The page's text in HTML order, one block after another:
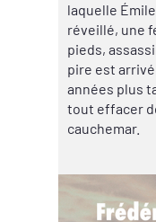
laquelle
réveillé, une
pieds,
pire est
années plus
tout effacer
cauchemar.